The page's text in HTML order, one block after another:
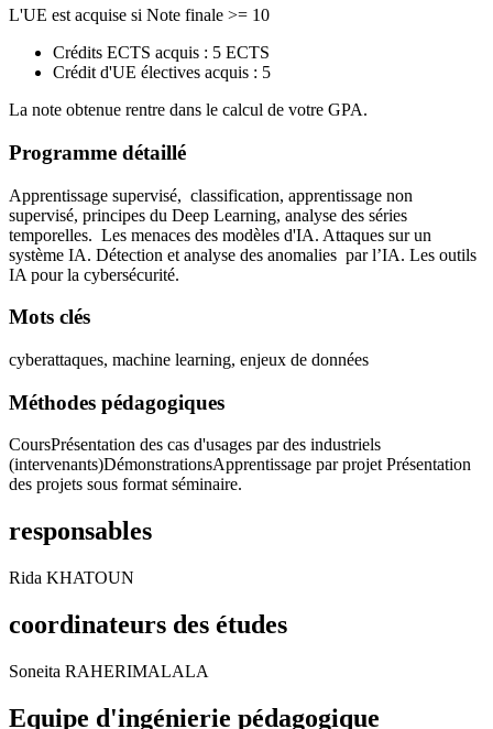
L'UE est acquise si Note finale >= 10
Crédits ECTS acquis : 5 ECTS
Crédit d'UE électives acquis : 5
La note obtenue rentre dans le calcul de votre GPA.
Programme détaillé
Apprentissage supervisé, classification, apprentissage non
supervisé, principes du Deep Learning, analyse des séries
temporelles. Les menaces des modèles d'IA. Attaques sur un
système IA. Détection et analyse des anomalies par l’IA. Les outils
IA pour la cybersécurité.
Mots clés
cyberattaques, machine learning, enjeux de données
Méthodes pédagogiques
CoursPrésentation des cas d'usages par des industriels
(intervenants)DémonstrationsApprentissage par projet Présentation
des projets sous format séminaire.
responsables
Rida KHATOUN
coordinateurs des études
Soneita RAHERIMALALA
Equipe d'ingénierie pédagogique